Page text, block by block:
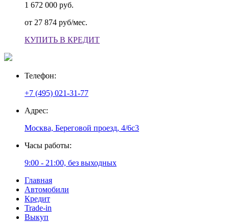
1 672 000 руб.
от 27 874 руб/мес.
КУПИТЬ В КРЕДИТ
Телефон:
+7 (495) 021-31-77
Адрес:
Москва, Береговой проезд, 4/6с3
Часы работы:
9:00 - 21:00, без выходных
Главная
Автомобили
Кредит
Trade-in
Выкуп